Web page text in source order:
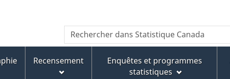
au
contenu
principal
« À
propos
de
ce
version
HTML
simplifiée
Recherche
Rechercher
dans
Canada
Recensement
Enquêtes et programmes
statistiques